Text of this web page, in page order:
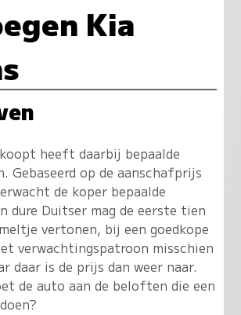
Kia
heeft daarbij bepaalde
Gebaseerd op de aanschafprijs
de koper bepaalde
dure Duitser mag de eerste tien
vertonen, bij een goedkope
verwachtingspatroon misschien
daar is de prijs dan weer naar.
de auto aan de beloften die een